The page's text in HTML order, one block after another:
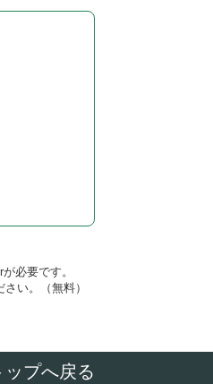
必要です。
い。（無料）
プへ戻る